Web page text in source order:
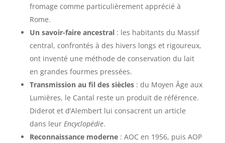
fromage comme particulièrement apprécié à
Rome.
Un savoir-faire ancestral: les habitants du Massif
central, confrontés à des hivers longs et rigoureux,
ont inventé une méthode de conservation du lait
en grandes fourmes pressées.
Transmission au fil des siècles: du Moyen Âge aux
Lumières, le Cantal reste un produit de référence.
Diderot et d’Alembert lui consacrent un article
dans leur Encyclopédie.
Reconnaissance moderne: AOC en 1956, puis AOP